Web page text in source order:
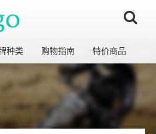
种类 购物指南 特价商品